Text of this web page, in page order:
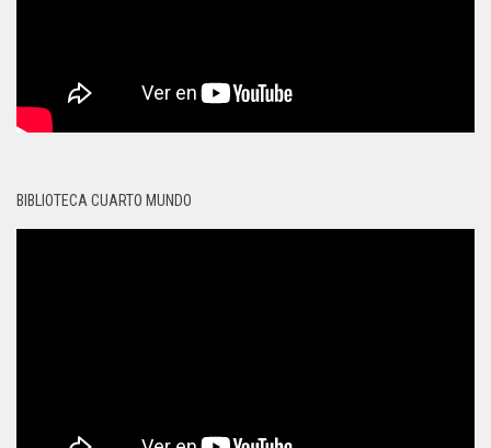
BIBLIOTECA CUARTO MUNDO